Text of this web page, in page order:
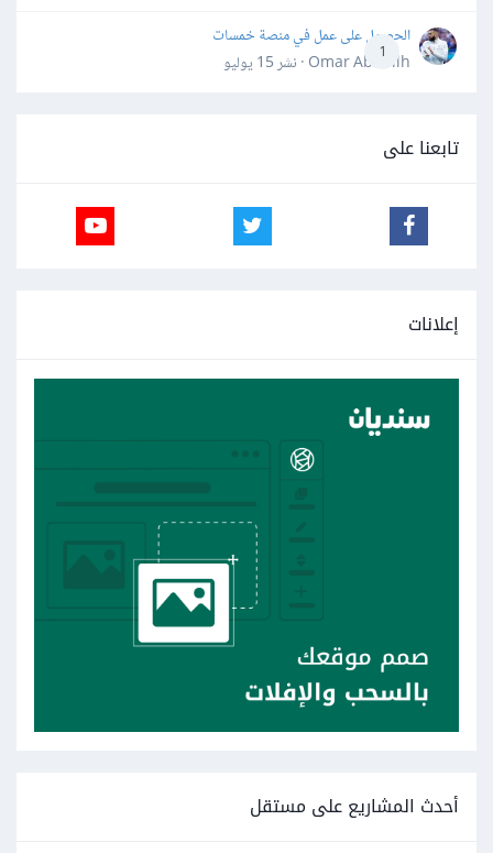
1
الحصول على عمل في منصة خمسات
Omar Abdallh · نشر
15 يوليو
تابعنا على
إعلانات
أحدث المشاريع على مستقل